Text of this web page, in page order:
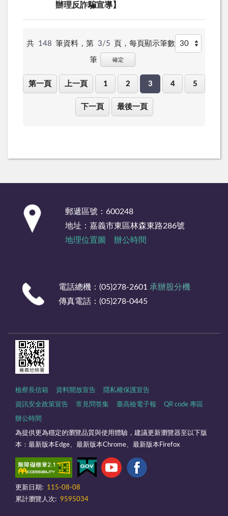
辦理反詐騙宣導】
共 148 筆資料，第 3/5 頁，每頁顯示筆數
筆 確定
第一頁 上一頁 1 2 3 4 5
下一頁 最後一頁
郵遞區號：600248
地址：嘉義市東區林森東路286號
地理位置圖
辦公時間
電話總機：(05)278-2601 承辦股分機
傳真電話：(05)278-0445
檢察長信箱 資料開放宣告 隱私權保護宣告
資訊安全政策宣告 常見問答集 臺高檢電子報 QR code 專區
辦公時間
為提供更為穩定的瀏覽品質與使用體驗，建議更新瀏覽器至以下版
本：最新版本Edge、最新版本Chrome、最新版本Firefox
更新日期:
115-08-08
累計瀏覽人次: 9595034